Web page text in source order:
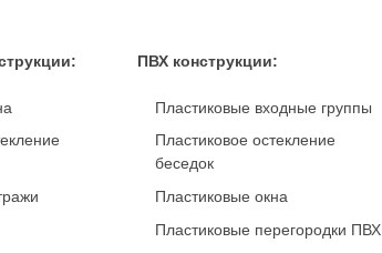
ПВХ конструкции:
Пластиковые входные группы
Пластиковое остекление
беседок
Пластиковые окна
Пластиковые перегородки ПВХ